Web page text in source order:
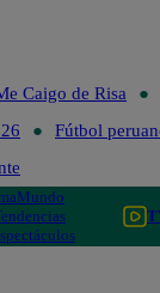
Caigo de Risa
Fútbol
Mundo